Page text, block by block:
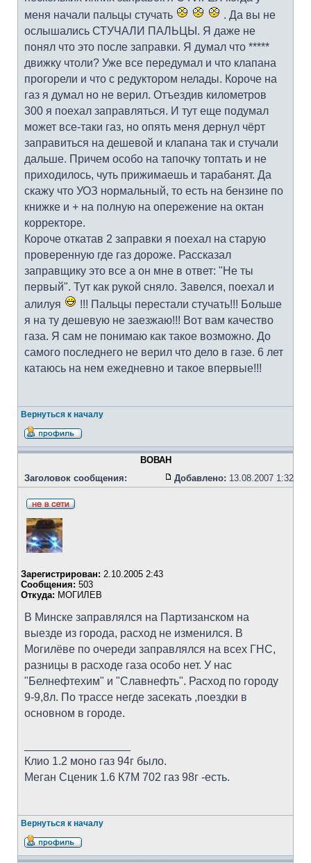
меня начали пальцы стучать
. Да вы не
ослышались СТУЧАЛИ ПАЛЬЦЫ. Я даже не
понял что это после заправки. Я думал что *****
движку чтоли? Уже все передумал и что клапана
прогорели и что с редуктором нелады. Короче на
газ я думал но не верил. Отъездив километров
300 я поехал заправляться. И тут еще подумал
может все-таки газ, но опять меня дернул чёрт
заправиться на дешевой и клапана так и стучали
дальше. Причем особо на тапочку топтать и не
приходилось, чуть прижимаешь и тарабанят. Да
скажу что УОЗ нормальный, то есть на бензине по
книжке и + на полную на опережение на октан
корректоре.
Короче откатав 2 заправки я поехал на старую
проверенную где газ дороже. Рассказал
заправщику это все а он мне в ответ: "Не ты
первый". Тут как рукой сняло. Завелся, поехал и
алилуя
!!! Пальцы перестали стучать!!! Больше
я на ту дешевую не заезжаю!!! Вот вам качество
газа. Я сам не понимаю как такое возможно. До
самого последнего не верил что дело в газе. 6 лет
катаюсь на нем ежедневно и такое впервые!!!
Вернуться к началу
ВОВАН
Заголовок сообщения:
Добавлено: 13.08.2007 1:32
Зарегистрирован: 2.10.2005 2:43
Сообщения: 503
Откуда: МОГИЛЕВ
В Минске заправлялся на Партизанском на
выезде из города, расход не изменился. В
Могилёве по очереди заправлялся на всех ГНС,
разницы в расходе газа особо нет. У нас
"Белнефтехим" и "Славнефть". Расход по городу
9-9,8л. По трассе негде засекать ,поездки в
основном в городе.
Клио 1.2 моно газ 94г было.
Меган Сценик 1.6 К7М 702 газ 98г -есть.
Вернуться к началу